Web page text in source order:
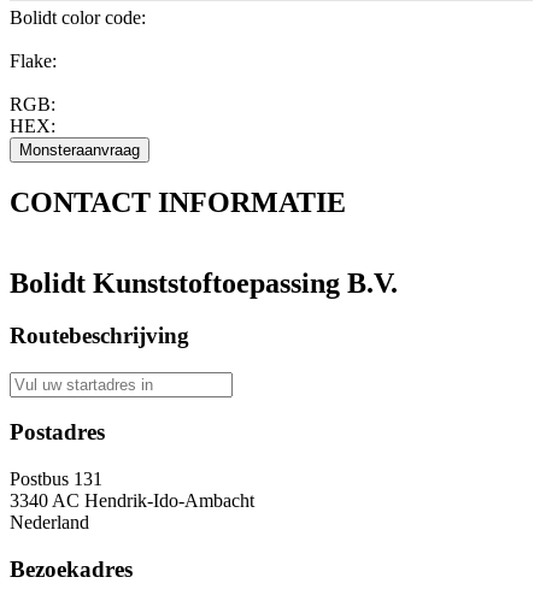
Bolidt color code:
Flake:
RGB:
HEX:
CONTACT INFORMATIE
Bolidt Kunststoftoepassing B.V.
Routebeschrijving
Postadres
Postbus 131
3340 AC Hendrik-Ido-Ambacht
Nederland
Bezoekadres